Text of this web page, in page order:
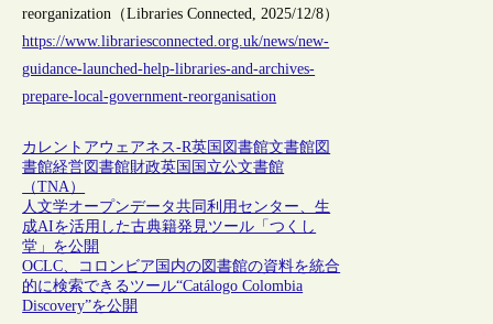
reorganization（Libraries Connected, 2025/12/8）
https://www.librariesconnected.org.uk/news/new-
guidance-launched-help-libraries-and-archives-
prepare-local-government-reorganisation
カレントアウェアネス-R英国 図書館文書館図
書館経営図書館財政英国国立公文書館
（TNA）
人文学オープンデータ共同利用センター、生
成AIを活用した古典籍発見ツール「つくし
堂」を公開
OCLC、コロンビア国内の図書館の資料を統合
的に検索できるツール“Catálogo Colombia
Discovery”を公開